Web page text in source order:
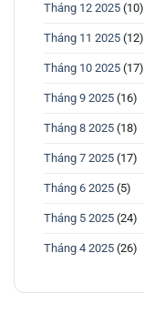
Tháng 12 2025 (10)
Tháng 11 2025 (12)
Tháng 10 2025 (17)
Tháng 9 2025 (16)
Tháng 8 2025 (18)
Tháng 7 2025 (17)
Tháng 6 2025 (5)
Tháng 5 2025 (24)
Tháng 4 2025 (26)